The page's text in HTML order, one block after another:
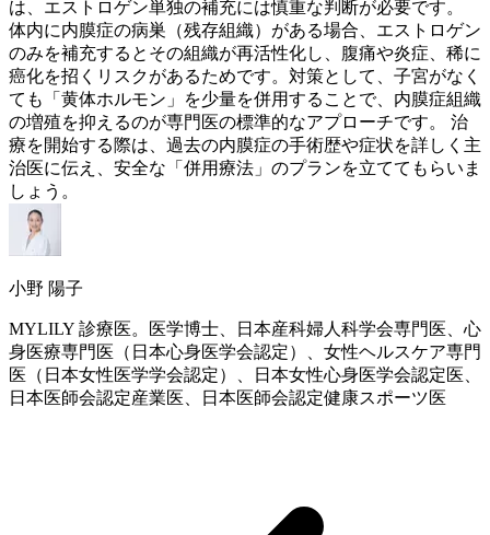
は、 エストロゲン単独の補充には慎重な判断が必要です。
体内に内膜症の病巣（残存組織）がある場合、 エストロゲン
のみを補充するとその組織が再活性化し、腹痛や炎症、稀に
癌化を招くリスクがあるためです。対策として、子宮がなく
ても「黄体ホルモン」を少量を併用することで、内膜症組織
の増殖を抑えるのが専門医の標準的なアプローチです。 治
療を開始する際は、過去の内膜症の手術歴や症状を詳しく主
治医に伝え、安全な「併用療法」のプランを立ててもらいま
しょう。
小野 陽子
MYLILY 診療医。医学博士、日本産科婦人科学会専門医、心
身医療専門医（日本心身医学会認定）、女性ヘルスケア専門
医（日本女性医学学会認定）、日本女性心身医学会認定医、
日本医師会認定産業医、日本医師会認定健康スポーツ医